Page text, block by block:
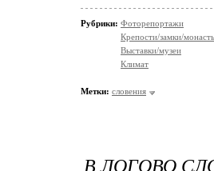
Рубрики: Фоторепортажи
Крепости/замки/
Выставки/музеи
Климат
Метки: словения
В ЛОГОВО